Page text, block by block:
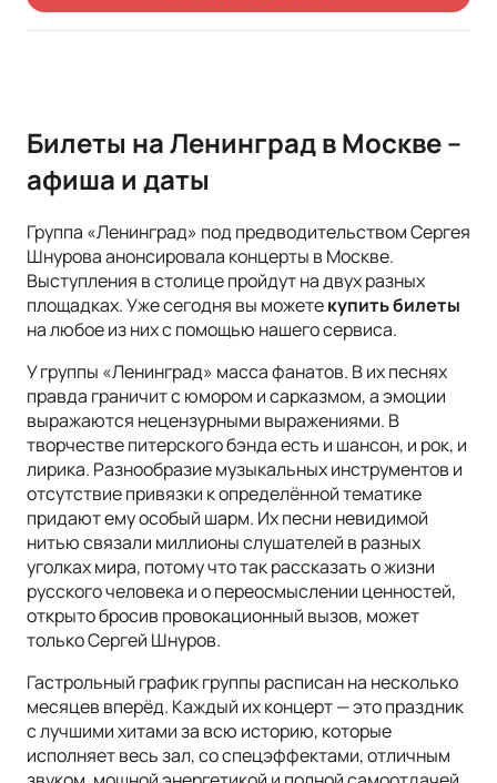
Билеты на Ленинград в Москве –
афиша и даты
Группа «Ленинград» под предводительством Сергея
Шнурова анонсировала концерты в Москве.
Выступления в столице пройдут на двух разных
площадках. Уже сегодня вы можетекупить билеты
на любое из них с помощью нашего сервиса.
У группы «Ленинград» масса фанатов. В их песнях
правда граничит с юмором и сарказмом, а эмоции
выражаются нецензурными выражениями. В
творчестве питерского бэнда есть и шансон, и рок, и
лирика. Разнообразие музыкальных инструментов и
отсутствие привязки к определённой тематике
придают ему особый шарм. Их песни невидимой
нитью связали миллионы слушателей в разных
уголках мира, потому что так рассказать о жизни
русского человека и о переосмыслении ценностей,
открыто бросив провокационный вызов, может
только Сергей Шнуров.
Гастрольный график группы расписан на несколько
месяцев вперёд. Каждый их концерт — это праздник
с лучшими хитами за всю историю, которые
исполняет весь зал, со спецэффектами, отличным